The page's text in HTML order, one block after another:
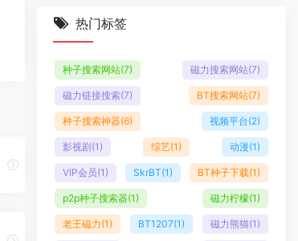
热门标签
种子搜索网站(7) 磁力搜索网站(7)
磁力链接搜索(7) BT搜索网站(7)
种子搜索神器(6) 视频平台(2)
影视剧(1) 综艺(1) 动漫(1)
VIP会员(1) SkrBT(1) BT种子下载(1)
p2p种子搜索器(1) 磁力柠檬(1)
老王磁力(1) BT1207(1) 磁力熊猫(1)